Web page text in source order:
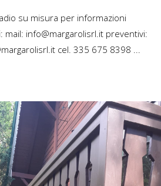
su misura per informazioni
mail: info@margarolisrl.it preventivi:
cel. 335 675 8398 ...